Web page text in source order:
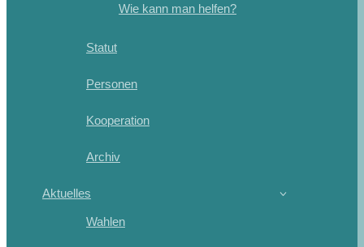
Wie kann man helfen?
Statut
Personen
Kooperation
Archiv
Aktuelles
Wahlen